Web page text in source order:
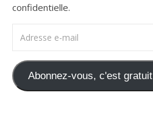
confidentielle.
Abonnez-vous, c'est gratuit